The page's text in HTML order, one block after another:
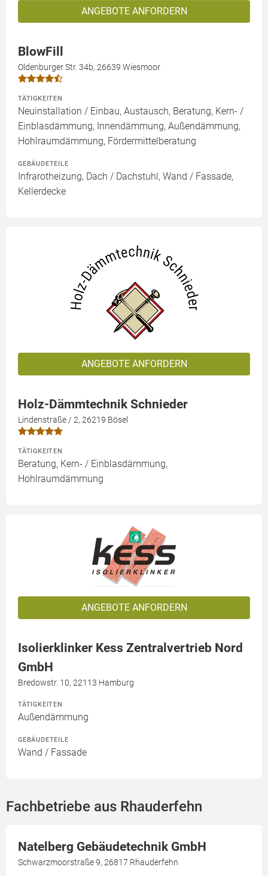
ANGEBOTE ANFORDERN
BlowFill
Oldenburger Str. 34b, 26639 Wiesmoor
TÄTIGKEITEN
Neuinstallation / Einbau, Austausch, Beratung, Kern- /
Einblasdämmung, Innendämmung, Außendämmung,
Hohlraumdämmung, Fördermittelberatung
GEBÄUDETEILE
Infrarotheizung, Dach / Dachstuhl, Wand / Fassade,
Kellerdecke
ANGEBOTE ANFORDERN
Holz-Dämmtechnik Schnieder
Lindenstraße / 2, 26219 Bösel
TÄTIGKEITEN
Beratung, Kern- / Einblasdämmung,
Hohlraumdämmung
ANGEBOTE ANFORDERN
Isolierklinker Kess Zentralvertrieb Nord
GmbH
Bredowstr. 10, 22113 Hamburg
TÄTIGKEITEN
Außendämmung
GEBÄUDETEILE
Wand / Fassade
Fachbetriebe aus Rhauderfehn
Natelberg Gebäudetechnik GmbH
Schwarzmoorstraße 9, 26817 Rhauderfehn